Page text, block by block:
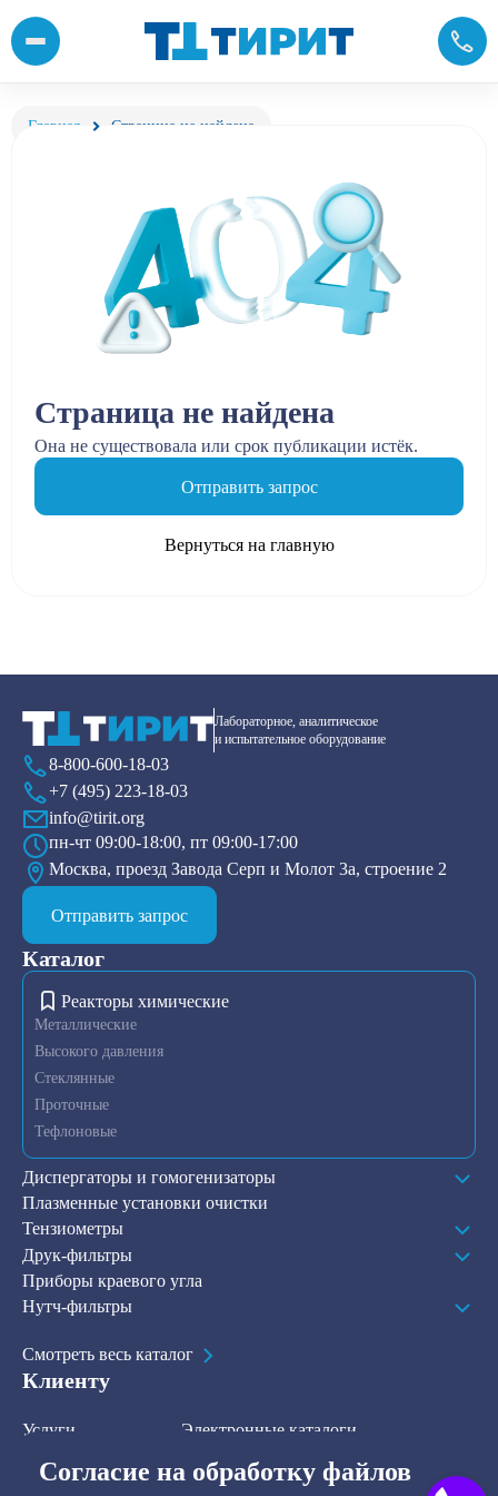
Главная Страница не найдена
Страница не найдена
Она не существовала или срок публикации истёк.
Отправить запрос
Вернуться на главную
Согласие на обработку файлов
Лабораторное, аналитическое
и испытательное оборудование
8-800-600-18-03
+7 (495) 223-18-03
info@tirit.org
пн-чт 09:00-18:00, пт 09:00-17:00
Москва, проезд Завода Серп и Молот 3а, строение 2
Отправить запрос
Каталог
Реакторы химические
Металлические
Высокого давления
Стеклянные
Проточные
Тефлоновые
Диспергаторы и гомогенизаторы
Плазменные установки очистки
Тензиометры
Друк-фильтры
Приборы краевого угла
Нутч-фильтры
Смотреть весь каталог
Клиенту
Услуги
В наличии на складе
Электронные каталоги
Контакты